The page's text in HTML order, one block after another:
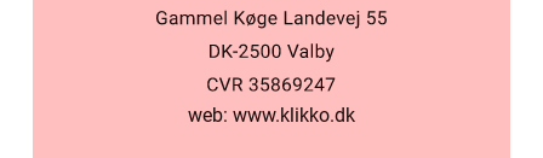
web: www.klikko.dk